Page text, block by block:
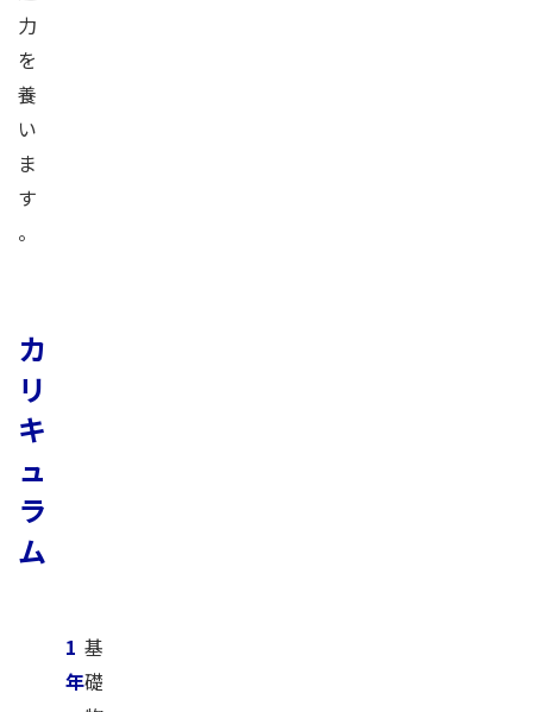
力
を
養
い
ま
す
。
カ
リ
キ
ュ
ラ
ム
1
年
基
礎